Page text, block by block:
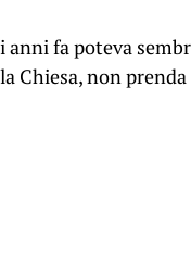
anni fa poteva
Chiesa, non